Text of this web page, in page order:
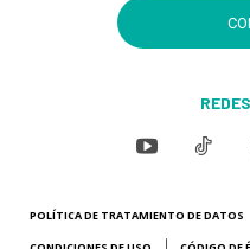
POLÍTICA DE TRATAMIENTO DE DATOS